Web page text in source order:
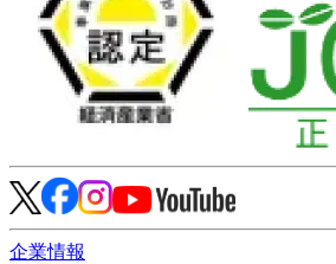
企業情報